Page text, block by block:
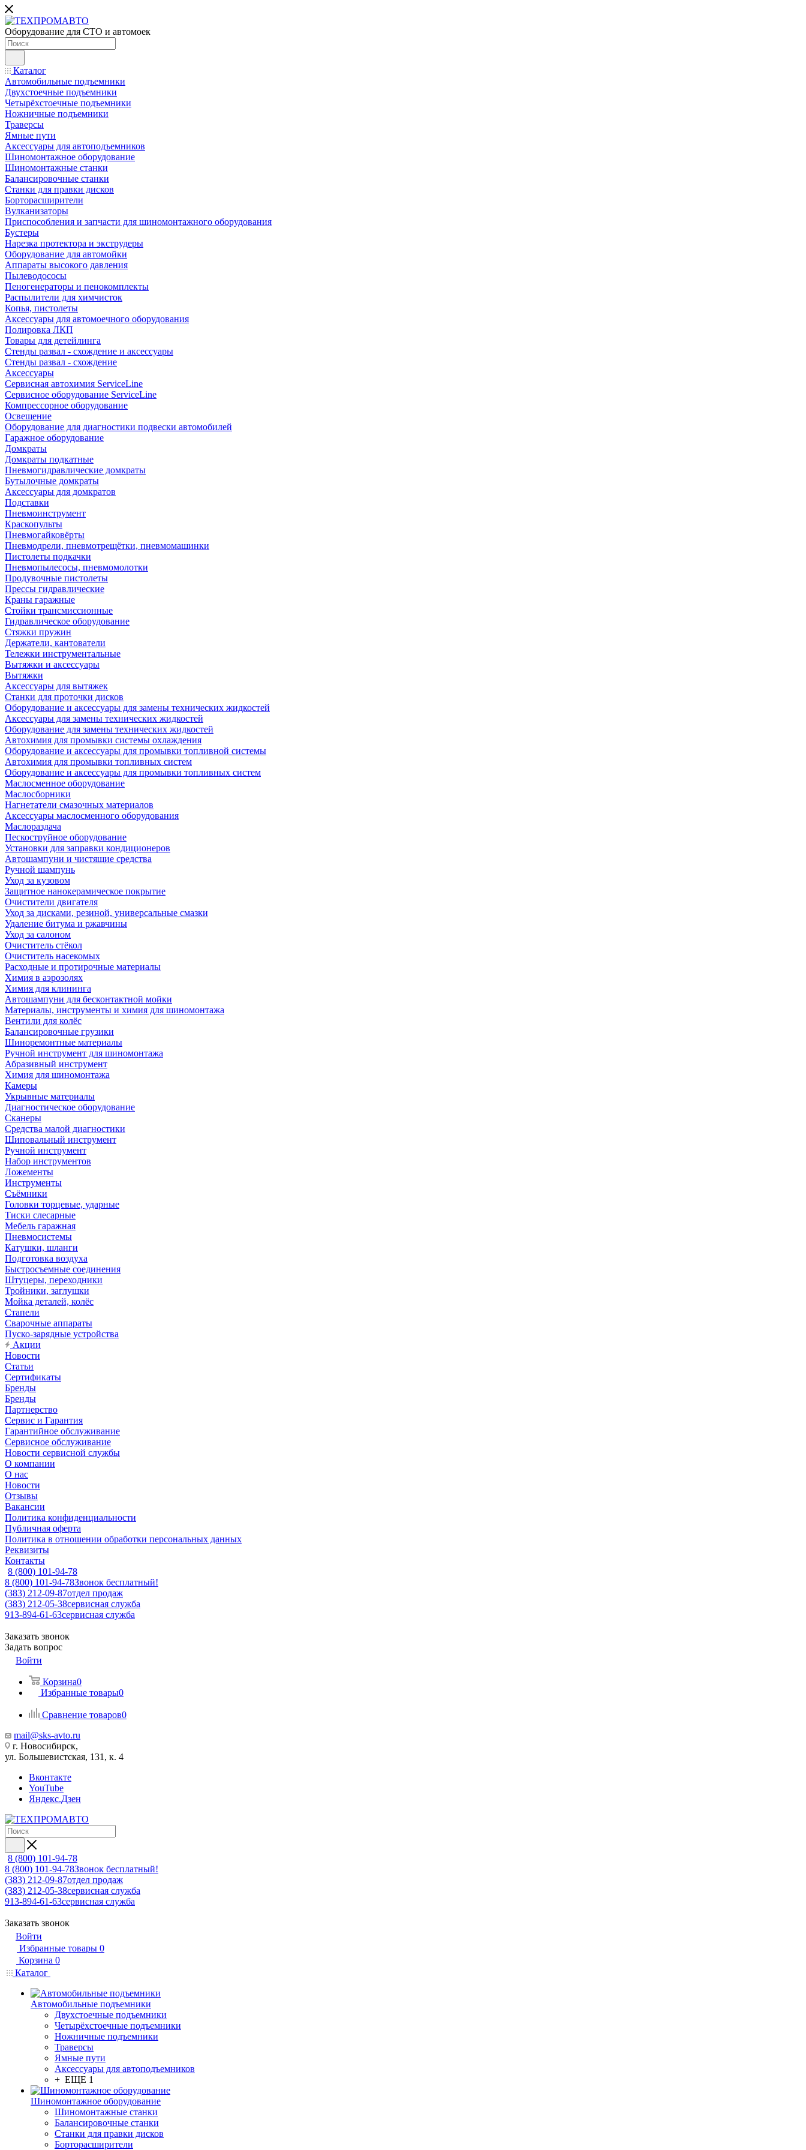
Оборудование для СТО и автомоек
Каталог
Автомобильные подъемники
Двухстоечные подъемники
Четырёхстоечные подъемники
Ножничные подъемники
Траверсы
Ямные пути
Аксессуары для автоподъемников
Шиномонтажное оборудование
Шиномонтажные станки
Балансировочные станки
Станки для правки дисков
Борторасширители
Вулканизаторы
Приспособления и запчасти для шиномонтажного оборудования
Бустеры
Нарезка протектора и экструдеры
Оборудование для автомойки
Аппараты высокого давления
Пылеводососы
Пеногенераторы и пенокомплекты
Распылители для химчисток
Копья, пистолеты
Аксессуары для автомоечного оборудования
Полировка ЛКП
Товары для детейлинга
Стенды развал - схождение и аксессуары
Стенды развал - схождение
Аксессуары
Сервисная автохимия ServiceLine
Сервисное оборудование ServiceLine
Компрессорное оборудование
Освещение
Оборудование для диагностики подвески автомобилей
Гаражное оборудование
Домкраты
Домкраты подкатные
Пневмогидравлические домкраты
Бутылочные домкраты
Аксессуары для домкратов
Подставки
Пневмоинструмент
Краскопульты
Пневмогайковёрты
Пневмодрели, пневмотрещётки, пневмомашинки
Пистолеты подкачки
Пневмопылесосы, пневмомолотки
Продувочные пистолеты
Прессы гидравлические
Краны гаражные
Стойки трансмиссионные
Гидравлическое оборудование
Стяжки пружин
Держатели, кантователи
Тележки инструментальные
Вытяжки и аксессуары
Вытяжки
Аксессуары для вытяжек
Станки для проточки дисков
Оборудование и аксессуары для замены технических жидкостей
Аксессуары для замены технических жидкостей
Оборудование для замены технических жидкостей
Автохимия для промывки системы охлаждения
Оборудование и аксессуары для промывки топливной системы
Автохимия для промывки топливных систем
Оборудование и аксессуары для промывки топливных систем
Маслосменное оборудование
Маслосборники
Нагнетатели смазочных материалов
Аксессуары маслосменного оборудования
Маслораздача
Пескоструйное оборудование
Установки для заправки кондиционеров
Автошампуни и чистящие средства
Ручной шампунь
Уход за кузовом
Защитное нанокерамическое покрытие
Очистители двигателя
Уход за дисками, резиной, универсальные смазки
Удаление битума и ржавчины
Уход за салоном
Очиститель стёкол
Очиститель насекомых
Расходные и протирочные материалы
Химия в аэрозолях
Химия для клининга
Автошампуни для бесконтактной мойки
Материалы, инструменты и химия для шиномонтажа
Вентили для колёс
Балансировочные грузики
Шиноремонтные материалы
Ручной инструмент для шиномонтажа
Абразивный инструмент
Химия для шиномонтажа
Камеры
Укрывные материалы
Диагностическое оборудование
Сканеры
Средства малой диагностики
Шиповальный инструмент
Ручной инструмент
Набор инструментов
Ложементы
Инструменты
Съёмники
Головки торцевые, ударные
Тиски слесарные
Мебель гаражная
Пневмосистемы
Катушки, шланги
Подготовка воздуха
Быстросъемные соединения
Штуцеры, переходники
Тройники, заглушки
Мойка деталей, колёс
Стапели
Сварочные аппараты
Пуско-зарядные устройства
Акции
Новости
Статьи
Сертификаты
Бренды
Бренды
Партнерство
Сервис и Гарантия
Гарантийное обслуживание
Сервисное обслуживание
Новости сервисной службы
О компании
О нас
Новости
Отзывы
Вакансии
Политика конфиденциальности
Публичная оферта
Политика в отношении обработки персональных данных
Реквизиты
Контакты
8 (800) 101-94-78
8 (800) 101-94-78Звонок бесплатный!
(383) 212-09-87отдел продаж
(383) 212-05-38сервисная служба
913-894-61-63сервисная служба
Заказать звонок
Задать вопрос
Войти
Корзина0
Избранные товары0
Сравнение товаров0
mail@sks-avto.ru
г. Новосибирск,
ул. Большевистская, 131, к. 4
Вконтакте
YouTube
Яндекс.Дзен
8 (800) 101-94-78
8 (800) 101-94-78Звонок бесплатный!
(383) 212-09-87отдел продаж
(383) 212-05-38сервисная служба
913-894-61-63сервисная служба
Заказать звонок
Войти
Избранные товары 0
Корзина 0
Каталог
Автомобильные подъемники
Двухстоечные подъемники
Четырёхстоечные подъемники
Ножничные подъемники
Траверсы
Ямные пути
Аксессуары для автоподъемников
+ ЕЩЕ 1
Шиномонтажное оборудование
Шиномонтажные станки
Балансировочные станки
Станки для правки дисков
Борторасширители